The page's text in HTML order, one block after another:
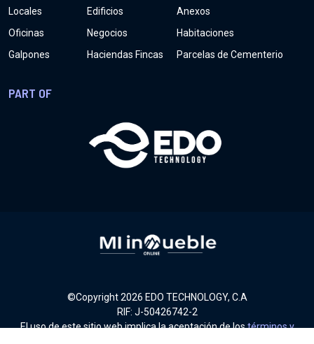
Locales
Oficinas
Galpones
Edificios
Negocios
Haciendas Fincas
Anexos
Habitaciones
Parcelas de Cementerio
PART OF
©Copyright2026 EDO TECHNOLOGY, C.A
RIF: J-50426742-2
El uso de este sitio web implica la aceptación de lostérminos y